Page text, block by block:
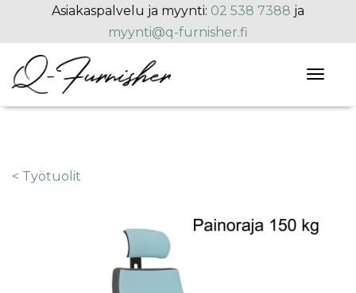
Hyppää pääsisältöön
Asiakaspalvelu ja myynti: 02 538 7388 ja
myynti@q-furnisher.fi
< Työtuolit